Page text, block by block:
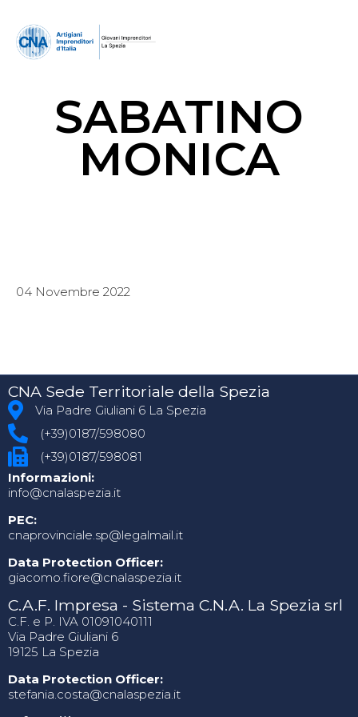
SABATINO
MONICA
04 Novembre 2022
CNA Sede Territoriale della Spezia
Via Padre Giuliani 6 La Spezia
(+39)0187/598080
(+39)0187/598081
Informazioni:
info@cnalaspezia.it
PEC:
cnaprovinciale.sp@legalmail.it
Data Protection Officer:
giacomo.fiore@cnalaspezia.it
C.A.F. Impresa - Sistema C.N.A. La Spezia srl
C.F. e P. IVA 01091040111
Via Padre Giuliani 6
19125 La Spezia
Data Protection Officer:
stefania.costa@cnalaspezia.it